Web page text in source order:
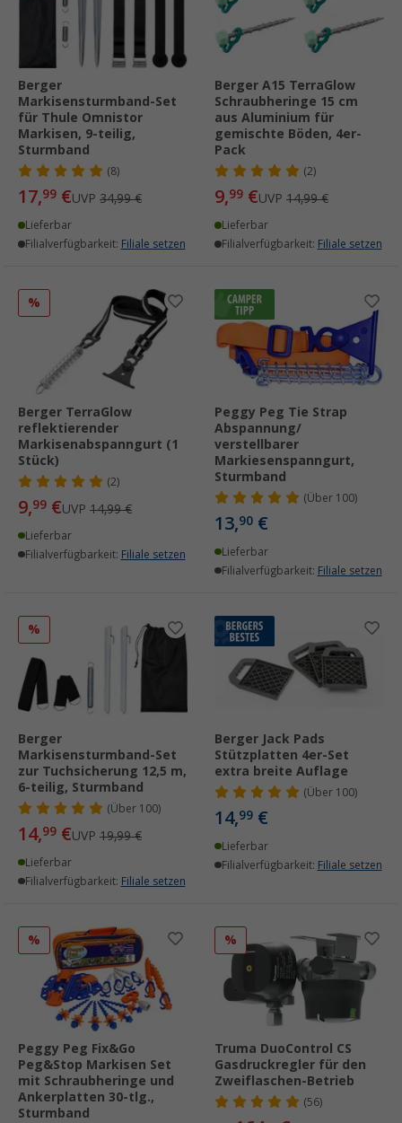
Berger
Markisensturmband-Set
für Thule Omnistor
Markisen, 9-teilig,
Sturmband
(8)
17,99 €UVP 34,99 €
Lieferbar
Filialverfügbarkeit: Filiale setzen
Berger A15 TerraGlow
Schraubheringe 15 cm
aus Aluminium für
gemischte Böden, 4er-
Pack
(2)
9,99 €UVP 14,99 €
Lieferbar
Filialverfügbarkeit: Filiale setzen
%
Berger TerraGlow
reflektierender
Markisenabspanngurt (1
Stück)
(2)
9,99 €UVP 14,99 €
Lieferbar
Filialverfügbarkeit: Filiale setzen
Peggy Peg Tie Strap
Abspannung/
verstellbarer
Markiesenspanngurt,
Sturmband
(Über100)
13,90 €
Lieferbar
Filialverfügbarkeit: Filiale setzen
%
Berger
Markisensturmband-Set
zur Tuchsicherung 12,5 m,
6-teilig, Sturmband
(Über100)
14,99 €UVP 19,99 €
Lieferbar
Filialverfügbarkeit: Filiale setzen
Berger Jack Pads
Stützplatten 4er-Set
extra breite Auflage
(Über100)
14,99 €
Lieferbar
Filialverfügbarkeit: Filiale setzen
%
Peggy Peg Fix&Go
Peg&Stop Markisen Set
mit Schraubheringe und
Ankerplatten 30-tlg.,
Sturmband
%
Truma DuoControl CS
Gasdruckregler für den
Zweiflaschen-Betrieb
(56)